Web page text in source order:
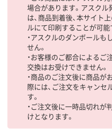
場合があります。アスク
は、商品到着後、本サイト
ルにて印刷することが可能
・アスクルのダンボールも
せん。
・お客様のご都合によるご
交換はお受けできません。
・商品のご注文後に商品
際には、ご注文をキャンセ
す。
・ご注文後に一時品切れが
けとなります。